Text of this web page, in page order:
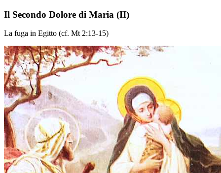
Il Secondo Dolore di Maria (II)
La fuga in Egitto (cf. Mt 2:13-15)